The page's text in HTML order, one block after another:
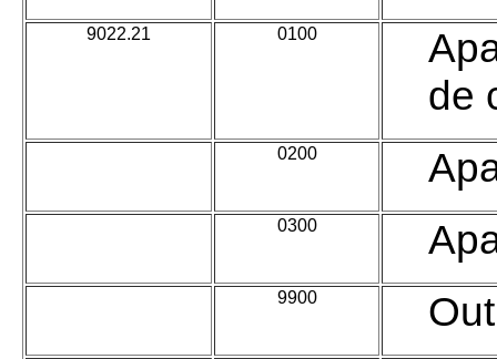
9022.21 0100
de
0200
0300
9900